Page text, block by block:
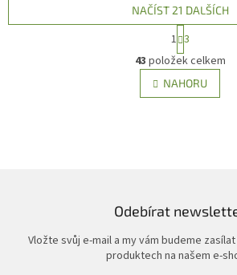
O
v
l
á
v
k
y
v
NAČÍST 21 DALŠÍCH
t
r
á
n
k
1 3
43 položek celkem
NAHORU
Odebírat
Vložte svůj e-mail a my vám budeme
produktech na našem e-